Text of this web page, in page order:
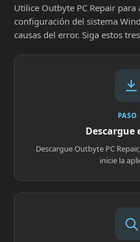
Utilice Outbyte PC Repair
configuración del sistema
causas del error. Siga estos
PASO
Descargue
Descargue Outbyte PC
inicie la